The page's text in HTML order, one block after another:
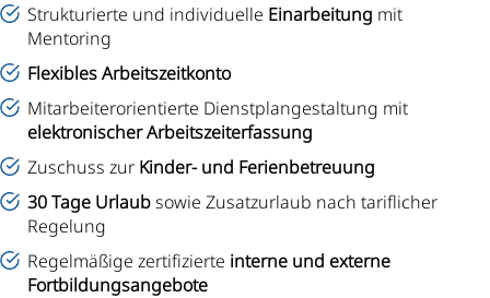
Strukturierte und individuelle Einarbeitung mit
Mentoring
Flexibles Arbeitszeitkonto
Mitarbeiterorientierte Dienstplangestaltung mit
elektronischer Arbeitszeiterfassung
Zuschuss zur Kinder- und Ferienbetreuung
30 Tage Urlaubsowie Zusatzurlaub nach tariflicher
Regelung
Regelmäßige zertifizierte interne und externe
Fortbildungsangebote